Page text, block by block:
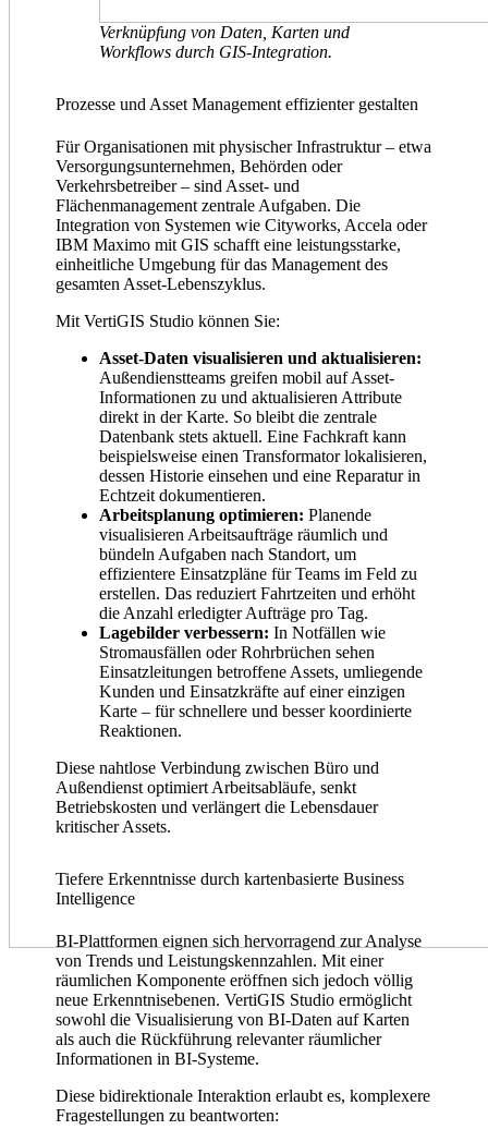
Verknüpfung von Daten, Karten und
Workflows durch GIS-Integration.
Prozesse und Asset Management effizienter gestalten
Für Organisationen mit physischer Infrastruktur – etwa
Versorgungsunternehmen, Behörden oder
Verkehrsbetreiber – sind Asset- und
Flächenmanagement zentrale Aufgaben. Die
Integration von Systemen wie Cityworks, Accela oder
IBM Maximo mit GIS schafft eine leistungsstarke,
einheitliche Umgebung für das Management des
gesamten Asset-Lebenszyklus.
Mit VertiGIS Studio können Sie:
Asset-Daten visualisieren und aktualisieren:
Außendienstteams greifen mobil auf Asset-
Informationen zu und aktualisieren Attribute
direkt in der Karte. So bleibt die zentrale
Datenbank stets aktuell. Eine Fachkraft kann
beispielsweise einen Transformator lokalisieren,
dessen Historie einsehen und eine Reparatur in
Echtzeit dokumentieren.
Arbeitsplanung optimieren: Planende
visualisieren Arbeitsaufträge räumlich und
bündeln Aufgaben nach Standort, um
effizientere Einsatzpläne für Teams im Feld zu
erstellen. Das reduziert Fahrtzeiten und erhöht
die Anzahl erledigter Aufträge pro Tag.
Lagebilder verbessern: In Notfällen wie
Stromausfällen oder Rohrbrüchen sehen
Einsatzleitungen betroffene Assets, umliegende
Kunden und Einsatzkräfte auf einer einzigen
Karte – für schnellere und besser koordinierte
Reaktionen.
Diese nahtlose Verbindung zwischen Büro und
Außendienst optimiert Arbeitsabläufe, senkt
Betriebskosten und verlängert die Lebensdauer
kritischer Assets.
Tiefere Erkenntnisse durch kartenbasierte Business
Intelligence
BI-Plattformen eignen sich hervorragend zur Analyse
von Trends und Leistungskennzahlen. Mit einer
räumlichen Komponente eröffnen sich jedoch völlig
neue Erkenntnisebenen. VertiGIS Studio ermöglicht
sowohl die Visualisierung von BI-Daten auf Karten
als auch die Rückführung relevanter räumlicher
Informationen in BI-Systeme.
Diese bidirektionale Interaktion erlaubt es, komplexere
Fragestellungen zu beantworten: